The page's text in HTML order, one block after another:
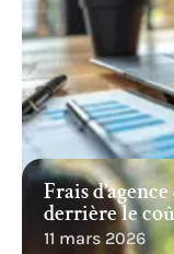
Frais
derrière le
11 mars 2026